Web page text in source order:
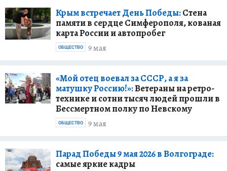
Крым встречает День Победы:Стена
памяти в сердце Симферополя, кованая
карта России и автопробег
9 мая
ОБЩЕСТВО
«Мой отец воевал за СССР, а я за
матушку Россию!»:Ветераны на ретро-
технике и сотни тысяч людей прошли в
Бессмертном полку по Невскому
9 мая
ОБЩЕСТВО
Парад Победы 9 мая 2026 в Волгограде:
самые яркие кадры